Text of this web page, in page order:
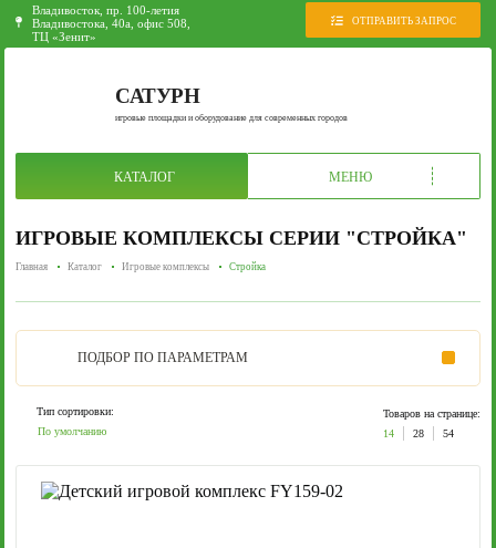
Владивосток, пр. 100-летия
Владивостока, 40а, офис 508,
ТЦ «Зенит»
ОТПРАВИТЬ ЗАПРОС
САТУРН
игровые площадки и оборудование для современных городов
КАТАЛОГ МЕНЮ
ИГРОВЫЕ КОМПЛЕКСЫ СЕРИИ "СТРОЙКА"
Главная Каталог Игровые комплексы Стройка
ПОДБОР ПО ПАРАМЕТРАМ
Тип сортировки:
По умолчанию
Товаров на странице:
14
28 54